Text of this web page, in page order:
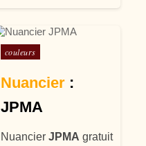
Posté dans
couleurs
Nuancier:
JPMA
Nuancier JPMA gratuit